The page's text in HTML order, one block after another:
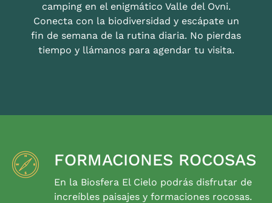
camping en el enigmático Valle del Ovni.
Conecta con la biodiversidad y escápate un
fin de semana de la rutina diaria. No pierdas
tiempo y llámanos para agendar tu visita.
FORMACIONES ROCOSAS
En la Biosfera El Cielo podrás disfrutar de
increíbles paisajes y formaciones rocosas.